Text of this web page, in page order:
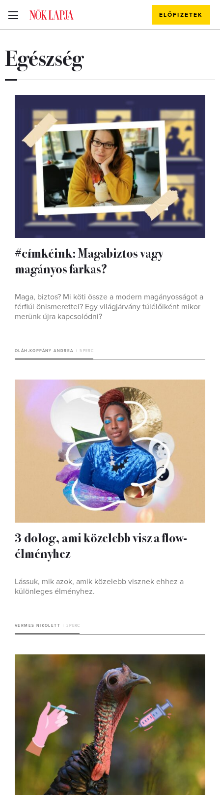
ELŐFIZETEK
Egészség
#címkéink: Magabiztos vagy
magányos farkas?
Maga, biztos? Mi köti össze a modern magányosságot a
férfiúi önismerettel? Egy világjárvány túlélőiként mikor
merünk újra kapcsolódni?
OLÁH-KOPPÁNY ANDREA 5 PERC
3 dolog, ami közelebb visz a flow-
élményhez
Lássuk, mik azok, amik közelebb visznek ehhez a
különleges élményhez.
VERMES NIKOLETT 3 PERC